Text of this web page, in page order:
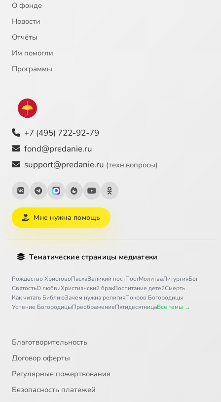
О фонде
Новости
Отчёты
Им помогли
Программы
+7 (495) 722-92-79
fond@predanie.ru
support@predanie.ru (техн.вопросы)
Мне нужна помощь
Тематические страницы медиатеки
Рождество ХристовоПасхаВеликий постПостМолитваЛитургияБог
СвятостьО любвиХристианский бракВоспитание детейСмерть
Как читать БиблиюЗачем нужна религияПокров Богородицы
Успение БогородицыПреображениеПятидесятницаВсе темы →
Благотворительность
Договор оферты
Регулярные пожертвования
Безопасность платежей